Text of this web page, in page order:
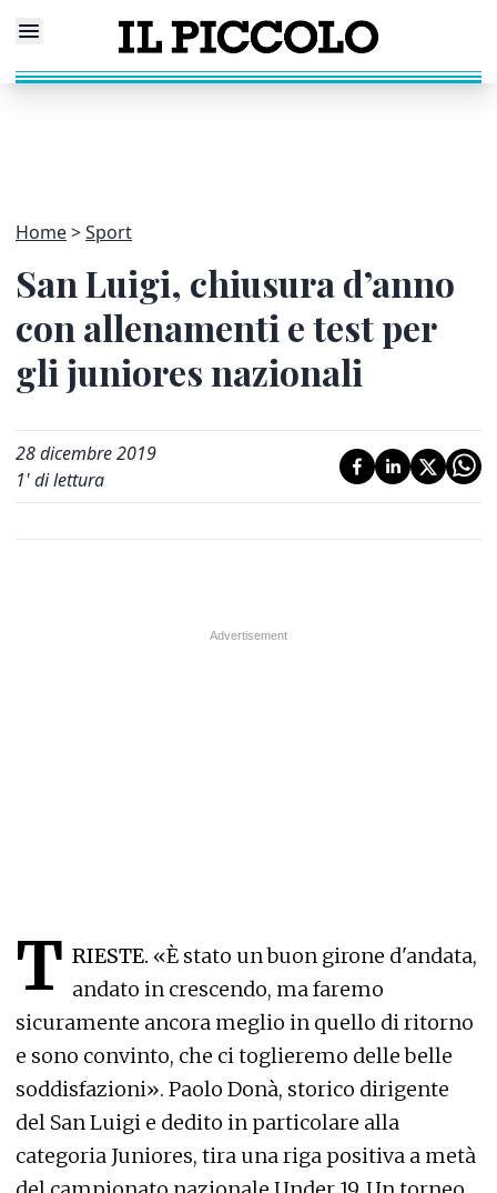
Home Sport
San Luigi, chiusura d’anno
con allenamenti e test per
gli juniores nazionali
28 dicembre 2019
1' di lettura
T RIESTE. «È stato un buon girone d'andata,
andato in crescendo, ma faremo
sicuramente ancora meglio in quello di ritorno
e sono convinto, che ci toglieremo delle belle
soddisfazioni». Paolo Donà, storico dirigente
del San Luigi e dedito in particolare alla
categoria Juniores, tira una riga positiva a metà